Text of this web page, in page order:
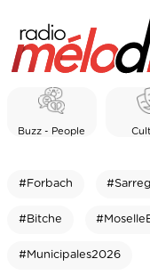
Buzz - People
#Forbach
#Bitche
#Municipales2026